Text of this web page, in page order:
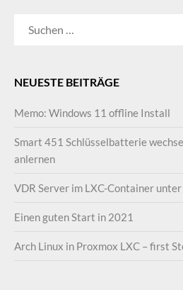
NEUESTE BEITRÄGE
Memo: Windows 11 offline Install
Smart 451 Schlüsselbatterie
anlernen
VDR Server im LXC-Container
Einen guten Start in 2021
Arch Linux in Proxmox LXC – first